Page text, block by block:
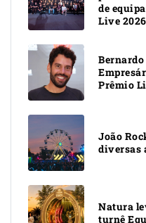
de
Live 2026
Prêmio
João
diversas
Natura
turnê